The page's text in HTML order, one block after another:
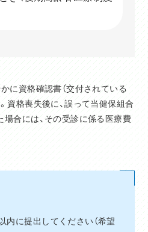
に資格確認書（交付されている
資格喪失後に、誤って当健保組合
合には、その受診に係る医療費
内に提出してください（希望